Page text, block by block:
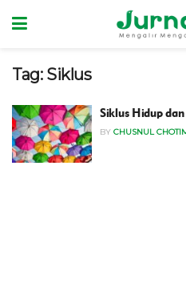
Tag: Siklus
Siklus Hidup
BY CHUSNUL